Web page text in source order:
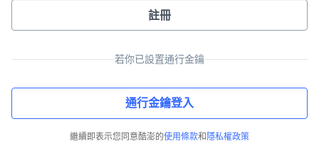
註冊
若你已設置通行金鑰
通行金鑰登入
繼續即表示您同意酷澎的使用條款和 隱私權政策